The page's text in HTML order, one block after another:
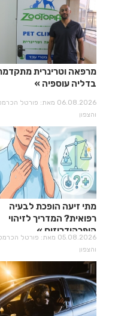
מרפאה וטרינרית מתקדמת
בדליה עוספיה
06.08.2026 מאת: פורטל הכרמל
והצפון
מתי זיעה הופכת לבעיה
רפואית? המדריך לזיהוי
היפרהידרוזיס
05.08.2026 מאת: פורטל הכרמל
והצפון